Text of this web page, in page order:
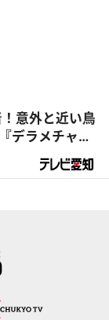
意外と近い鳥
デラメチャ気